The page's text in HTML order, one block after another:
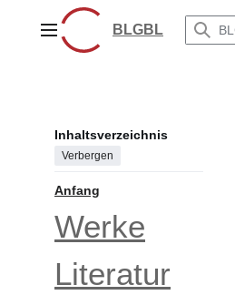
springenHauptmenüBLGBL
Inhaltsverzeichnis
Verbergen
Anfang
Werke
Literatur